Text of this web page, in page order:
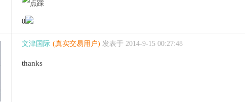
0
文津国际 (真实交易用户) 发表于 2014-9-15 00:27:48
thanks